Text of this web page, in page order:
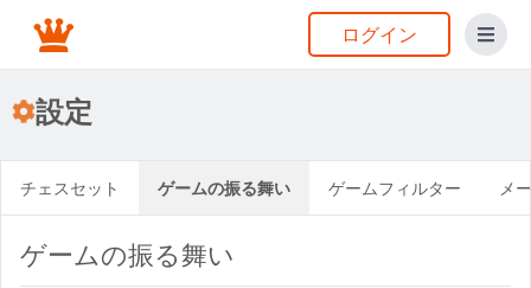
ログイン
設定
チェスセット ゲームの振る舞い ゲームフィルター メ
ゲームの振る舞い